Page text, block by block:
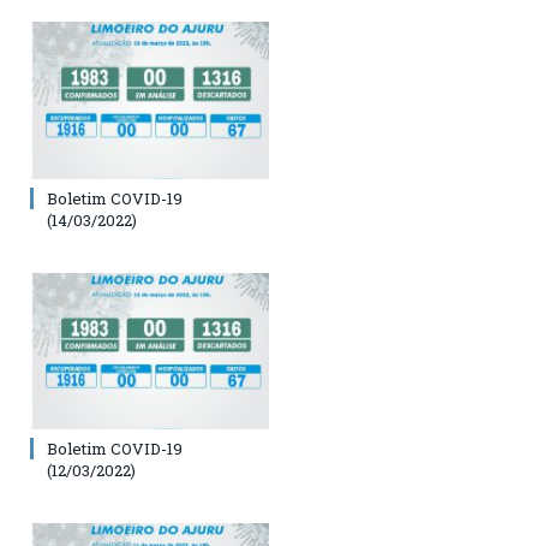
Boletim COVID-19
(14/03/2022)
Boletim COVID-19
(12/03/2022)